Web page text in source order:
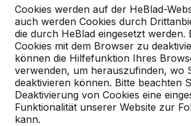
Cookies werden auf der HeBlad-
auch werden Cookies durch
die durch HeBlad eingesetzt werden.
Cookies mit dem Browser zu
können die Hilfefunktion Ihres
verwenden, um herauszufinden, wo
deaktivieren können. Bitte beachten
Deaktivierung von Cookies eine
Funktionalität unserer Website zur
kann.
Deutschland
Referenties in: